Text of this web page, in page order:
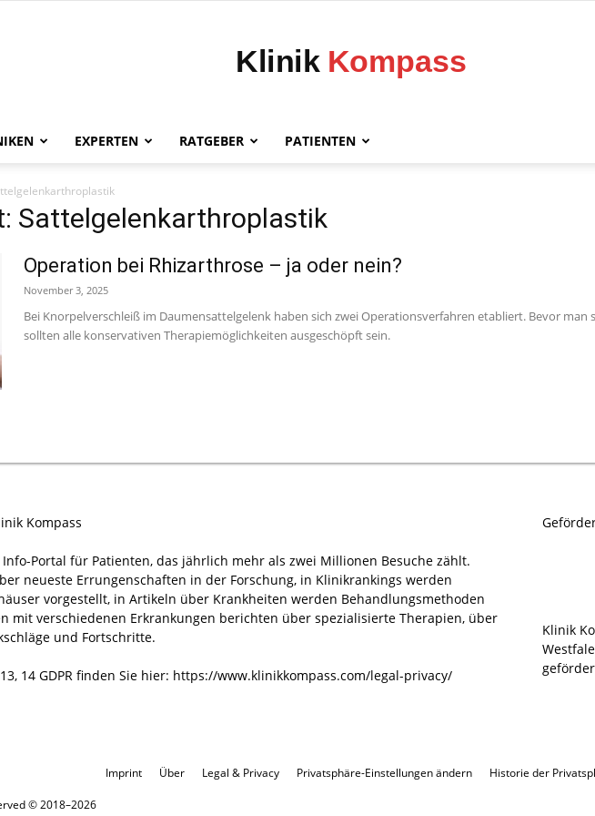
EXPERTEN RATGEBER PATIENTEN
Sattelgelenkarthroplastik
Operation bei Rhizarthrose – ja oder nein?
November 3, 2025
Bei Knorpelverschleiß im Daumensattelgelenk haben sich zwei Operationsverfahren etabliert. Bevor
sollten alle konservativen Therapiemöglichkeiten ausgeschöpft sein.
Kompass
Portal für Patienten, das jährlich mehr als zwei Millionen Besuche zählt.
neueste Errungenschaften in der Forschung, in Klinikrankings werden
vorgestellt, in Artikeln über Krankheiten werden Behandlungsmethoden
mit verschiedenen Erkrankungen berichten über spezialisierte Therapien, über
und Fortschritte.
14 GDPR finden Sie hier: https://www.klinikkompass.com/legal-privacy/
Klinik
Imprint Über Legal & Privacy Privatsphäre-Einstellungen ändern Historie der
© 2018–2026